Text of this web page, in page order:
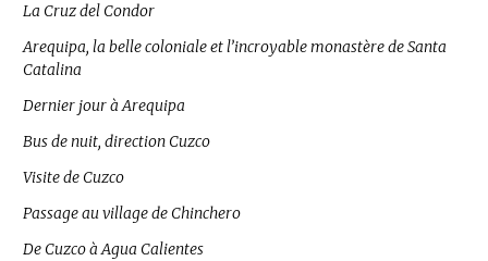
La Cruz del Condor
Arequipa, la belle coloniale et l’incroyable monastère de Santa
Catalina
Dernier jour à Arequipa
Bus de nuit, direction Cuzco
Visite de Cuzco
Passage au village de Chinchero
De Cuzco à Agua Calientes